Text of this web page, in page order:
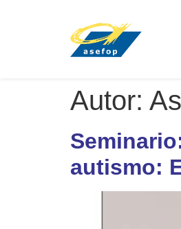
Autor:
autismo: